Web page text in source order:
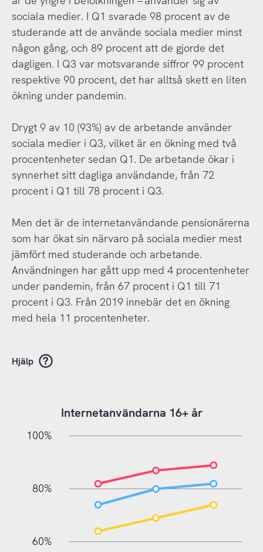
sociala medier. I Q1 svarade 98 procent av de
studerande att de använde sociala medier minst
någon gång, och 89 procent att de gjorde det
dagligen. I Q3 var motsvarande siffror 99 procent
respektive 90 procent, det har alltså skett en liten
ökning under pandemin.
Drygt 9 av 10 (93%) av de arbetande använder
sociala medier i Q3, vilket är en ökning med två
procentenheter sedan Q1. De arbetande ökar i
synnerhet sitt dagliga användande, från 72
procent i Q1 till 78 procent i Q3.
Men det är de internetanvändande pensionärerna
som har ökat sin närvaro på sociala medier mest
jämfört med studerande och arbetande.
Användningen har gått upp med 4 procentenheter
under pandemin, från 67 procent i Q1 till 71
procent i Q3. Från 2019 innebär det en ökning
med hela 11 procentenheter.
Hjälp
Internetanvändarna 16+ år
100%
80%
60%